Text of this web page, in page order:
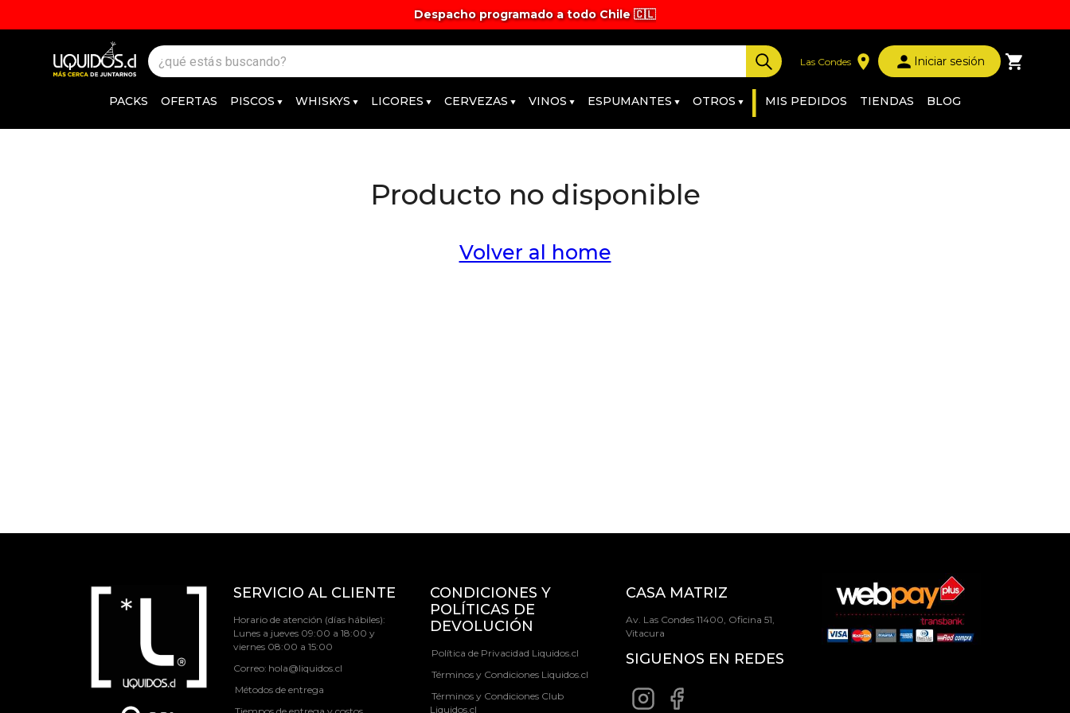
Despacho programado a todo Chile 🇨🇱
Las Condes Iniciar sesión
PACKS OFERTAS PISCOS WHISKYS LICORES CERVEZAS VINOS ESPUMANTES OTROS | MIS PEDIDOS TIENDAS BLOG
Producto no disponible
Volver al home
SERVICIO AL CLIENTE
Horario de atención (días hábiles):
Lunes a jueves 09:00 a 18:00 y
viernes 08:00 a 15:00
Correo: hola@liquidos.cl
Métodos de entrega
CONDICIONES Y
POLÍTICAS DE
DEVOLUCIÓN
Política de Privacidad Liquidos.cl
Términos y Condiciones Liquidos.cl
Términos y Condiciones Club
Liquidos.cl
CASA MATRIZ
Av. Las Condes 11400, Oficina 51,
Vitacura
SIGUENOS EN REDES